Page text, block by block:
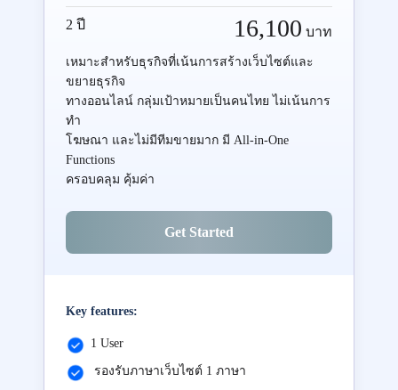
2 ปี 16,100 บาท
เหมาะสำหรับธุรกิจที่เน้นการสร้างเว็บไซต์และ
ขยายธุรกิจ
ทางออนไลน์ กลุ่มเป้าหมายเป็นคนไทย ไม่เน้นการ
ทำ
โฆษณา และไม่มีทีมขายมาก มี All-in-One
Functions
ครอบคลุม คุ้มค่า
Get Started
Key features:
1 User
รองรับภาษาเว็บไซต์ 1 ภาษา